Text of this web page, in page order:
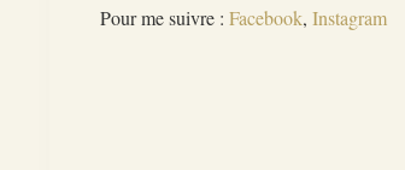
Pour me suivre :Facebook,Instagram